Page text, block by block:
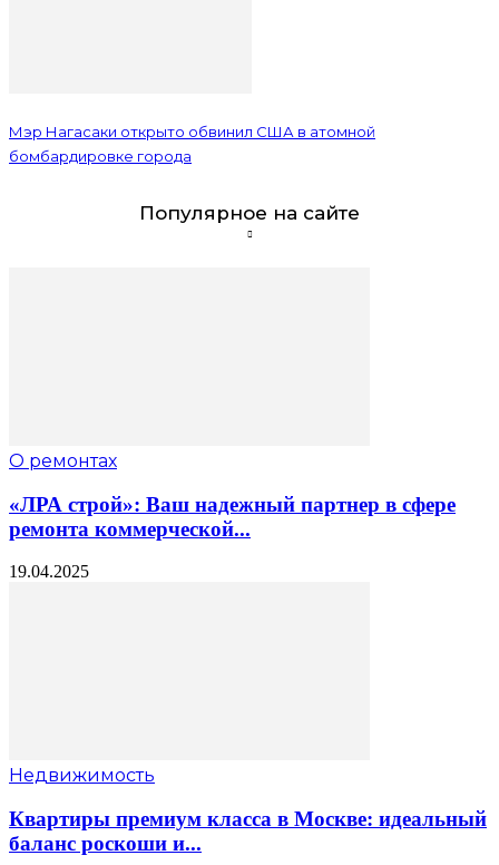
Мэр Нагасаки открыто обвинил США в атомной
бомбардировке города
Популярное на сайте
О ремонтах
«ЛРА строй»: Ваш надежный партнер в сфере
ремонта коммерческой...
19.04.2025
Недвижимость
Квартиры премиум класса в Москве: идеальный
баланс роскоши и...